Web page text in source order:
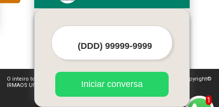
Serviços
O inteiro teor deste site está sujeito à proteção de direitos autorais. Copyright©
IRMAOS UNGAR LTDA (Lei 9610 de 19/02/1998)
1
Iniciar conversa